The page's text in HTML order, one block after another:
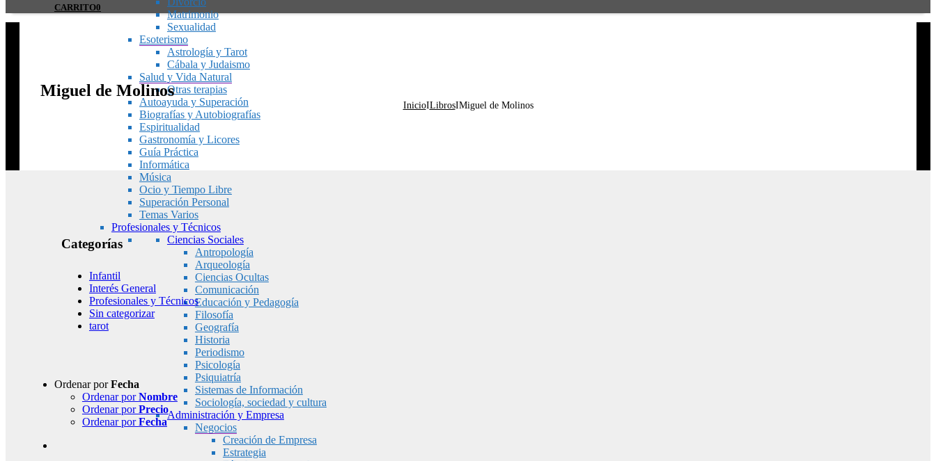
Matrimonio
Sexualidad
Esoterismo
Astrología y Tarot
Cábala y Judaismo
Salud y Vida Natural
Otras terapias
Autoayuda y Superación
Biografías y Autobiografías
Espiritualidad
Gastronomía y Licores
Guía Práctica
Informática
Música
Ocio y Tiempo Libre
Superación Personal
Temas Varios
Profesionales y Técnicos
Ciencias Sociales
Antropología
Arqueología
Ciencias Ocultas
Comunicación
Educación y Pedagogía
Filosofía
Geografía
Historia
Periodismo
Psicología
Psiquiatría
Sistemas de Información
Sociología, sociedad y cultura
Administración y Empresa
Negocios
Creación de Empresa
Estrategia
CARRITO0
Miguel de Molinos
InicioILibrosIMiguel de Molinos
Categorías
Infantil
Interés General
Profesionales y Técnicos
Sin categorizar
tarot
Ordenar porFecha
Ordenar porNombre
Ordenar porPrecio
Ordenar porFecha